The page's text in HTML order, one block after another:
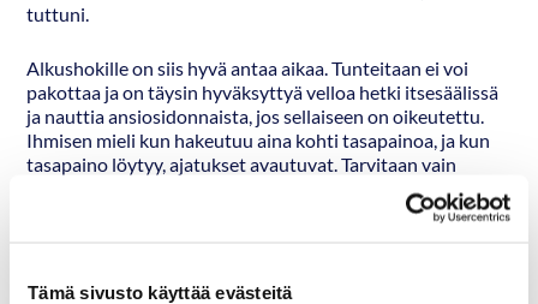
Tämä sivusto käyttää evästeitä
tuttuni.
Alkushokille on siis hyvä antaa aikaa. Tunteitaan ei voi
pakottaa ja on täysin hyväksyttyä velloa hetki itsesäälissä
ja nauttia ansiosidonnaista, jos sellaiseen on oikeutettu.
Ihmisen mieli kun hakeutuu aina kohti tasapainoa, ja kun
tasapaino löytyy, ajatukset avautuvat. Tarvitaan vain
entissä ammatissaan paljon ihmisiä, jotka tippuivat